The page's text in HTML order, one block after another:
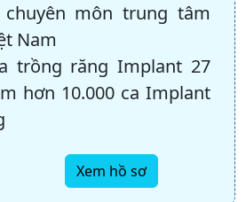
môn trung tâm
Nam
trồng răng Implant 27
hơn 10.000 ca Implant
Xem hồ sơ